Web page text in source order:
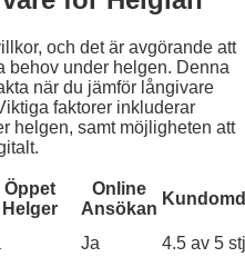
och det är avgörande att
behov under helgen. Denna
när du jämför långivare
faktorer inkluderar
helgen, samt möjligheten att
Öppet
Helger
Online
Ansökan
Ja 4.5 av 5